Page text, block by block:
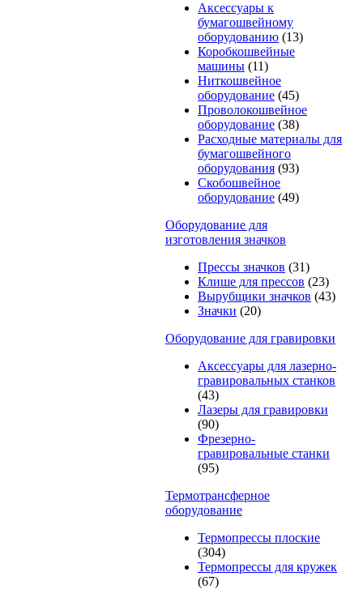
Аксессуары к
бумагошвейному
оборудованию (13)
Коробкошвейные
машины (11)
Ниткошвейное
оборудование (45)
Проволокошвейное
оборудование (38)
Расходные материалы для
бумагошвейного
оборудования (93)
Скобошвейное
оборудование (49)
Оборудование для
изготовления значков
Прессы значков (31)
Клише для прессов (23)
Вырубщики значков (43)
Значки (20)
Оборудование для гравировки
Аксессуары для лазерно-
гравировальных станков
(43)
Лазеры для гравировки
(90)
Фрезерно-
гравировальные станки
(95)
Термотрансферное
оборудование
Термопрессы плоские
(304)
Термопрессы для кружек
(67)